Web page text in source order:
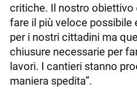
critiche. Il nostro obiettivo
fare il più veloce possibile
per i nostri cittadini ma
chiusure necessarie per
lavori. I cantieri stanno
maniera spedita”.